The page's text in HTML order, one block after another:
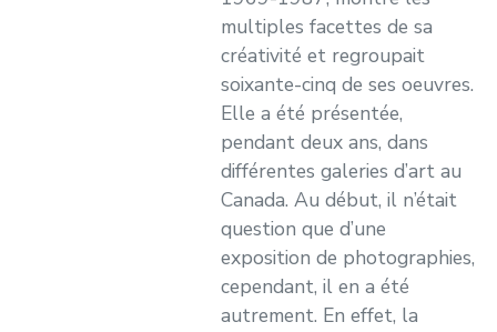
multiples facettes de sa
créativité et regroupait
soixante-cinq de ses oeuvres.
Elle a été présentée,
pendant deux ans, dans
différentes galeries d’art au
Canada. Au début, il n’était
question que d’une
exposition de photographies,
cependant, il en a été
autrement. En effet, la